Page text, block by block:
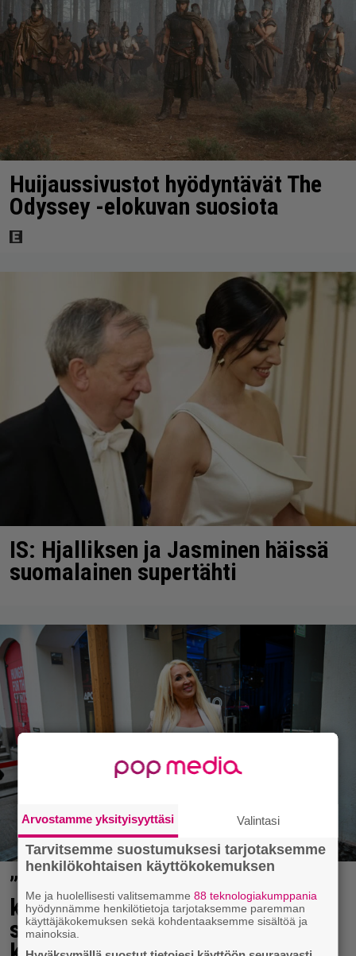
Huijaussivustot hyödyntävät The
Odyssey -elokuvan suosiota
IS: Hjalliksen ja Jasminen häissä
suomalainen supertähti
”Mitä isompi vehje, sen paremmin
kulkee” – Susanna Penttilä
suuntasi Bangbussinsa Helsingin
Arvostamme yksityisyyttäsi Valintasi
Tarvitsemme suostumuksesi tarjotaksemme
henkilökohtaisen käyttökokemuksen
Me ja huolellisesti valitsemamme88 teknologiakumppania
hyödynnämme henkilötietoja tarjotaksemme paremman
käyttäjäkokemuksen sekä kohdentaaksemme sisältöä ja
mainoksia.